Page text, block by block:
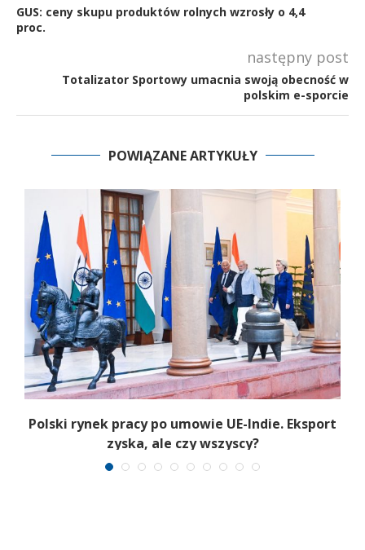
GUS: ceny skupu produktów rolnych wzrosły o 4,4
proc.
następny post
Totalizator Sportowy umacnia swoją obecność w
polskim e-sporcie
POWIĄZANE ARTYKUŁY
Polski rynek pracy po umowie UE-Indie. Eksport
zyska, ale czy wszyscy?